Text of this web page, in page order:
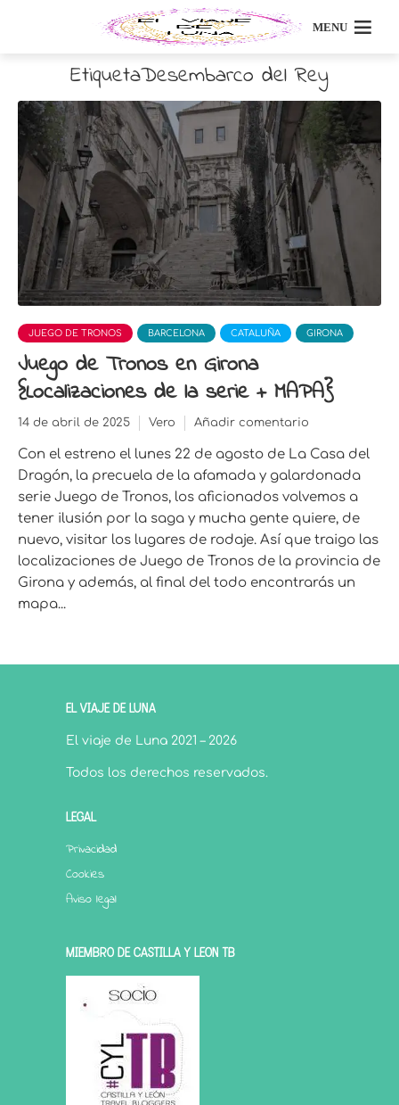
MENU
EtiquetaDesembarco del Rey
JUEGO DE TRONOS BARCELONA CATALUÑA GIRONA
Juego de Tronos en Girona
{Localizaciones de la serie + MAPA}
14 de abril de 2025 Vero Añadir comentario
Con el estreno el lunes 22 de agosto de La Casa del
Dragón, la precuela de la afamada y galardonada
serie Juego de Tronos, los aficionados volvemos a
tener ilusión por la saga y mucha gente quiere, de
nuevo, visitar los lugares de rodaje. Así que traigo las
localizaciones de Juego de Tronos de la provincia de
Girona y además, al final del todo encontrarás un
mapa...
EL VIAJE DE LUNA
El viaje de Luna 2021 – 2026
Todos los derechos reservados.
LEGAL
Privacidad
Cookies
Aviso legal
MIEMBRO DE CASTILLA Y LEÓN TB